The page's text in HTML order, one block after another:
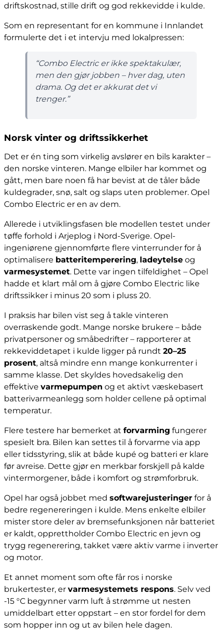
driftskostnad, stille drift og god rekkevidde i kulde.
Som en representant for en kommune i Innlandet
formulerte det i et intervju med lokalpressen:
“Combo Electric er ikke spektakulær,
men den gjør jobben – hver dag, uten
drama. Og det er akkurat det vi
trenger.”
Norsk vinter og driftssikkerhet
Det er én ting som virkelig avslører en bils karakter –
den norske vinteren. Mange elbiler har kommet og
gått, men bare noen få har bevist at de tåler både
kuldegrader, snø, salt og slaps uten problemer. Opel
Combo Electric er en av dem.
Allerede i utviklingsfasen ble modellen testet under
tøffe forhold i Arjeplog i Nord-Sverige. Opel-
ingeniørene gjennomførte flere vinterrunder for å
optimalisere batteritemperering, ladeytelse og
varmesystemet. Dette var ingen tilfeldighet – Opel
hadde et klart mål om å gjøre Combo Electric like
driftssikker i minus 20 som i pluss 20.
I praksis har bilen vist seg å takle vinteren
overraskende godt. Mange norske brukere – både
privatpersoner og småbedrifter – rapporterer at
rekkeviddetapet i kulde ligger på rundt 20–25
prosent, altså mindre enn mange konkurrenter i
samme klasse. Det skyldes hovedsakelig den
effektive varmepumpen og et aktivt væskebasert
batterivarmeanlegg som holder cellene på optimal
temperatur.
Flere testere har bemerket at forvarming fungerer
spesielt bra. Bilen kan settes til å forvarme via app
eller tidsstyring, slik at både kupé og batteri er klare
før avreise. Dette gjør en merkbar forskjell på kalde
vintermorgener, både i komfort og strømforbruk.
Opel har også jobbet med softwarejusteringer for å
bedre regenereringen i kulde. Mens enkelte elbiler
mister store deler av bremsefunksjonen når batteriet
er kaldt, opprettholder Combo Electric en jevn og
trygg regenerering, takket være aktiv varme i inverter
og motor.
Et annet moment som ofte får ros i norske
brukertester, er varmesystemets respons. Selv ved
-15 °C begynner varm luft å strømme ut nesten
umiddelbart etter oppstart – en stor fordel for dem
som hopper inn og ut av bilen hele dagen.